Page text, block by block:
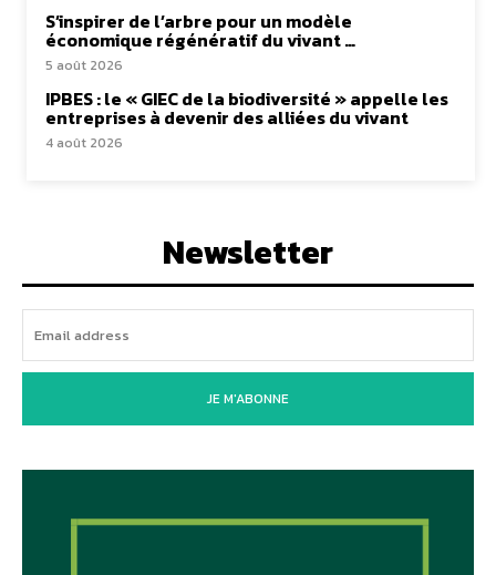
S’inspirer de l’arbre pour un modèle
économique régénératif du vivant …
5 août 2026
IPBES : le « GIEC de la biodiversité » appelle les
entreprises à devenir des alliées du vivant
4 août 2026
Newsletter
JE M'ABONNE